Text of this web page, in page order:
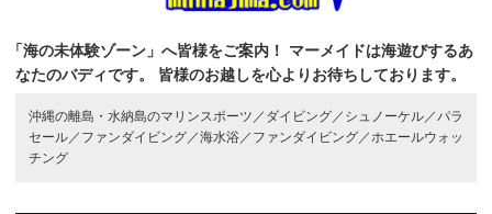
「海の未体験ゾーン」へ皆様をご案内！
マーメイドは海遊びするあ
なたのバディです。
皆様のお越しを心よりお待ちしております。
沖縄の離島・水納島のマリンスポーツ／ ダイビング／ シュノーケル／パラ
セール／ ファンダイビング／海水浴／ ファンダイビング／ホエールウォッ
チング